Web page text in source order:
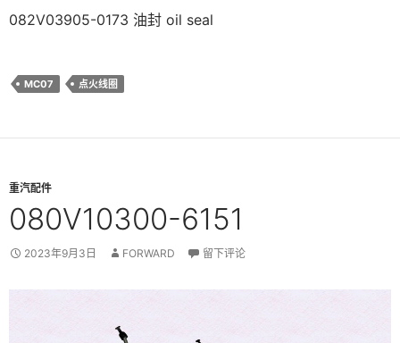
082V03905-0173 油封 oil seal
MC07 点火线圈
重汽配件
080V10300-6151
2023年9月3日 FORWARD 留下评论